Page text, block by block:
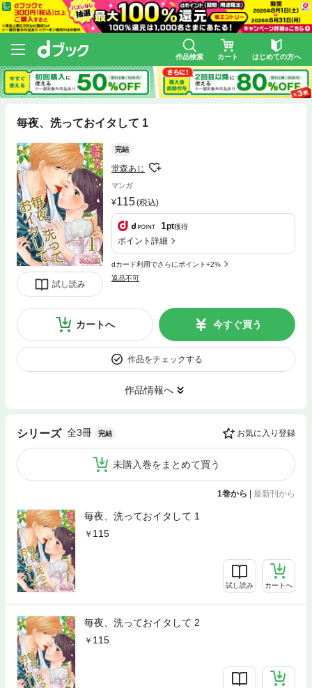
作品検索 カート はじめての方へ
毎夜、洗っておイタして 1
試し読み
完結
堂森あじ
マンガ
115(税込)
1pt獲得
ポイント詳細
dカード利用でさらにポイント+2%
返品不可
カートへ 今すぐ買う
作品をチェックする
作品情報へ
シリーズ 全3冊 完結 お気に入り登録
未購入巻をまとめて買う
1巻から | 最新刊から
毎夜、洗っておイタして 1
115
試し読み カートへ
毎夜、洗っておイタして 2
115